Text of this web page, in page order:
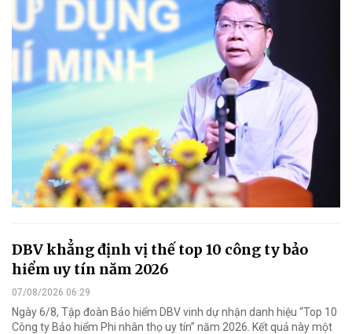
DBV khẳng định vị thế top 10 công ty bảo
hiểm uy tín năm 2026
07/08/2026 06:29
Ngày 6/8, Tập đoàn Bảo hiểm DBV vinh dự nhận danh hiệu “Top 10
Công ty Bảo hiểm Phi nhân thọ uy tín” năm 2026. Kết quả này một